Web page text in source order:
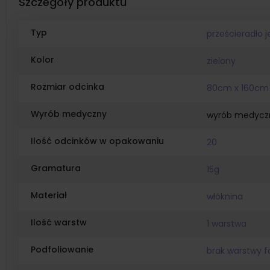
Typ prześcieradło
Kolor zielony
Rozmiar odcinka 80cm x 160cm
Wyrób medyczny wyrób
Ilość odcinków w opakowaniu 20
Gramatura 15g
Materiał włóknina
Ilość warstw 1 warstwa
Podfoliowanie brak warstwy